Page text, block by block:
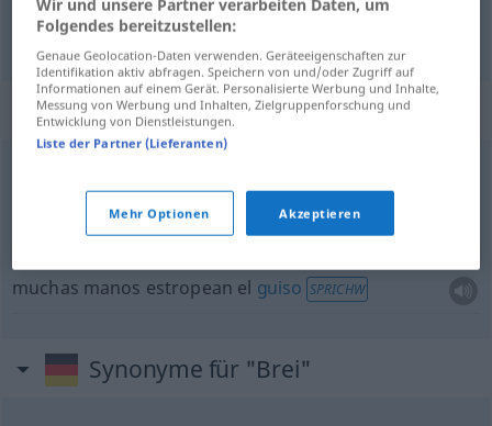
Beispielsätze für "Brei"
por las ramas UMG
muchas manos estropean el guiso SPRICHW
Synonyme für "Brei"
Folgendes bereitzustellen:
Genaue Geolocation-Daten verwenden. Geräteeigenschaften zur
Identifikation aktiv abfragen. Speichern von und/oder Zugriff auf
Informationen auf einem Gerät. Personalisierte Werbung und Inhalte,
Messung von Werbung und Inhalten, Zielgruppenforschung und
Entwicklung von Dienstleistungen.
Liste der Partner (Lieferanten)
Mehr Optionen Akzeptieren